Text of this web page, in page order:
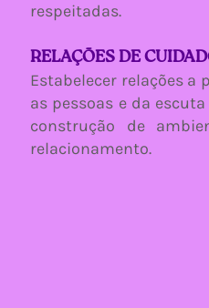
respeitadas.
RELAÇÕES DE
Estabelecer relações
as pessoas e da
construção de
relacionamento.